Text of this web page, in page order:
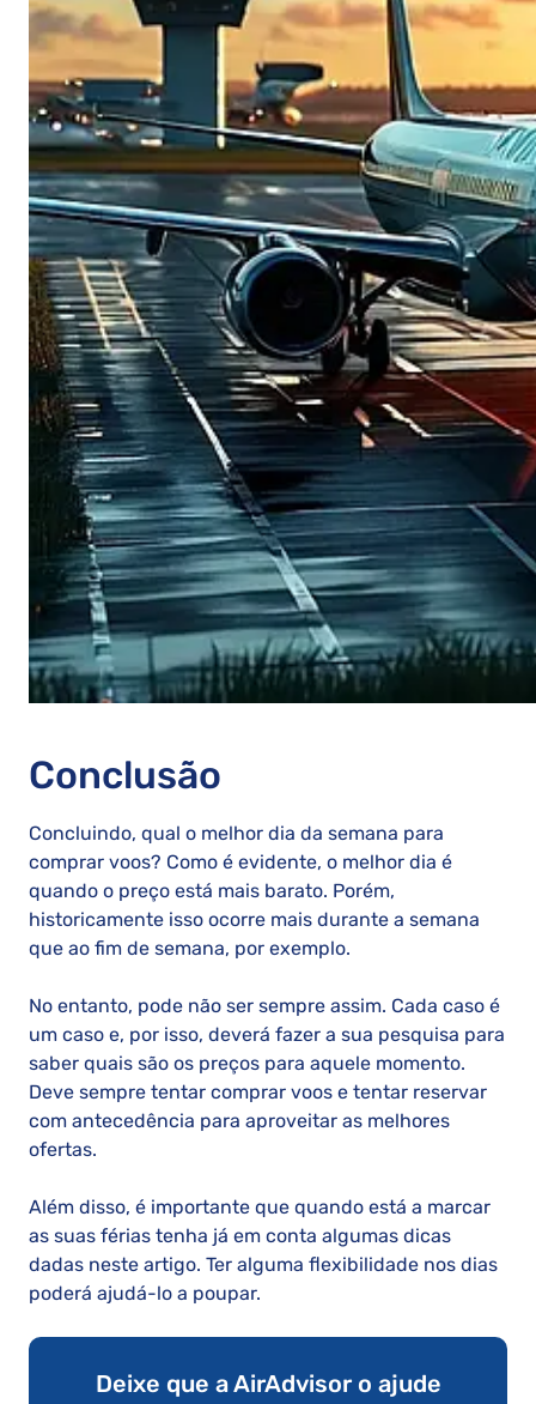
Conclusão
Concluindo, qual o melhor dia da semana para
comprar voos? Como é evidente, o melhor dia é
quando o preço está mais barato. Porém,
historicamente isso ocorre mais durante a semana
que ao fim de semana, por exemplo.
No entanto, pode não ser sempre assim. Cada caso é
um caso e, por isso, deverá fazer a sua pesquisa para
saber quais são os preços para aquele momento.
Deve sempre tentar comprar voos e tentar reservar
com antecedência para aproveitar as melhores
ofertas.
Além disso, é importante que quando está a marcar
as suas férias tenha já em conta algumas dicas
dadas neste artigo. Ter alguma flexibilidade nos dias
poderá ajudá-lo a poupar.
Deixe que a AirAdvisor o ajude